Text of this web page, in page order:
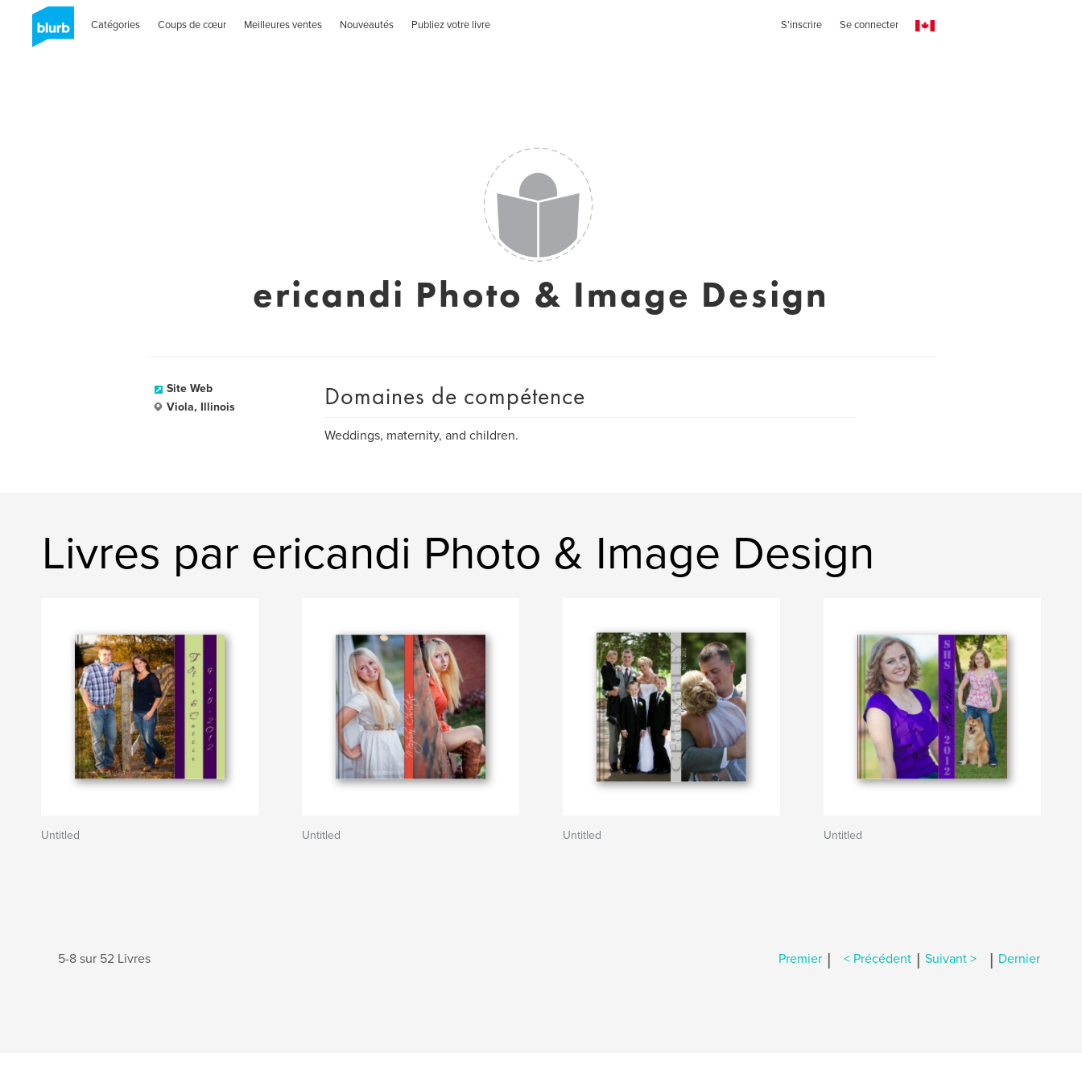
Catégories Coups de cœur Meilleures ventes Nouveautés Publiez votre livre S'inscrire Se connecter
ericandi Photo & Image Design
Site Web
Viola, Illinois
Domaines de compétence
Weddings, maternity, and children.
Livres par ericandi Photo & Image Design
Untitled Untitled Untitled Untitled
5-8 sur 52 Livres Premier | < Précédent | Suivant > | Dernier